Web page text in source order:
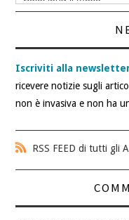
articoli
Iscriviti alla
ricevere notizie sugli
non è invasiva e non ha
RSS FEED di tutti gli